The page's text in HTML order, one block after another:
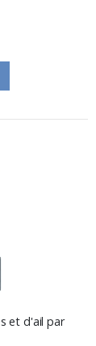
et d'ail par